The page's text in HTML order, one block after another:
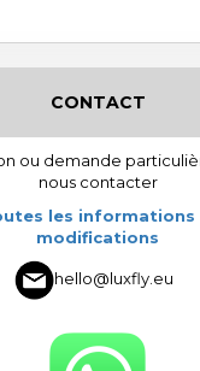
CONTACT
ou demande
nous contacter
les informations
modifications
hello@luxfly.eu